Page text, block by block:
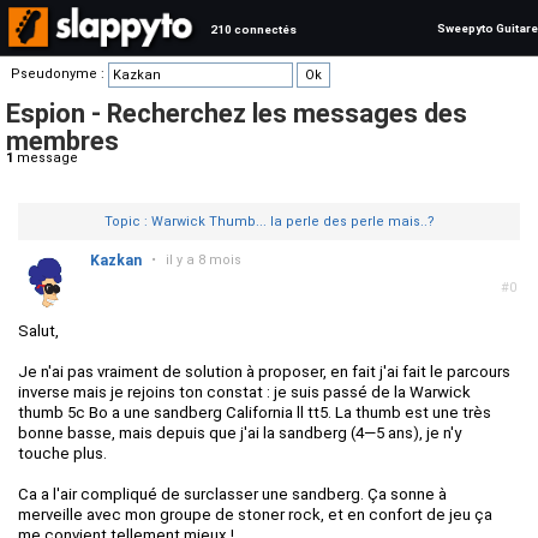
210 connectés Sweepyto Guitare
Pseudonyme :
Espion - Recherchez les messages des
membres
1 message
Topic : Warwick Thumb... la perle des perle mais..?
#0
Kazkan • il y a 8 mois
Salut,
Je n'ai pas vraiment de solution à proposer, en fait j'ai fait le parcours
inverse mais je rejoins ton constat : je suis passé de la Warwick
thumb 5c Bo a une sandberg California ll tt5. La thumb est une très
bonne basse, mais depuis que j'ai la sandberg (4—5 ans), je n'y
touche plus.
Ca a l'air compliqué de surclasser une sandberg. Ça sonne à
merveille avec mon groupe de stoner rock, et en confort de jeu ça